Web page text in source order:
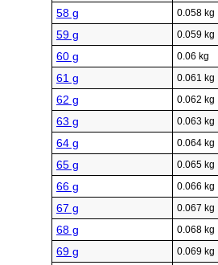
58 g 0.058 kg
59 g 0.059 kg
60 g 0.06 kg
61 g 0.061 kg
62 g 0.062 kg
63 g 0.063 kg
64 g 0.064 kg
65 g 0.065 kg
66 g 0.066 kg
67 g 0.067 kg
68 g 0.068 kg
69 g 0.069 kg